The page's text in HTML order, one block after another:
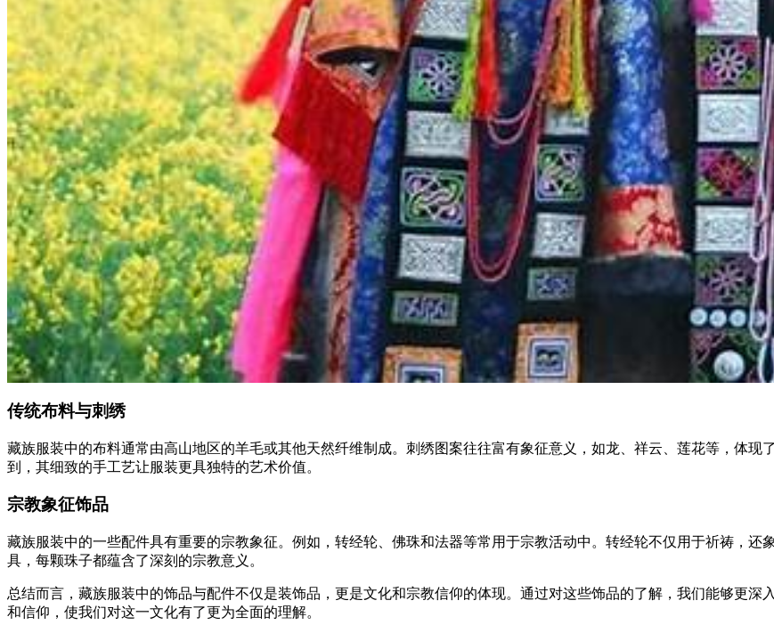
传统布料与刺绣
藏族服装中的布料通常由高山地区的羊毛或其他天然纤维制成。刺绣图案往往富有象征意义，如龙、祥云、莲花等，体
到，其细致的手工艺让服装更具独特的艺术价值。
宗教象征饰品
藏族服装中的一些配件具有重要的宗教象征。例如，转经轮、佛珠和法器等常用于宗教活动中。转经轮不仅用于祈祷，
具，每颗珠子都蕴含了深刻的宗教意义。
总结而言，藏族服装中的饰品与配件不仅是装饰品，更是文化和宗教信仰的体现。通过对这些饰品的了解，我们能够更
和信仰，使我们对这一文化有了更为全面的理解。